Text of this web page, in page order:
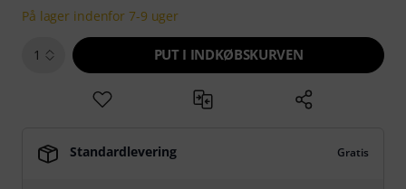
På lager indenfor 7-9 uger
1 PUT I INDKØBSKURVEN
Standardlevering Gratis